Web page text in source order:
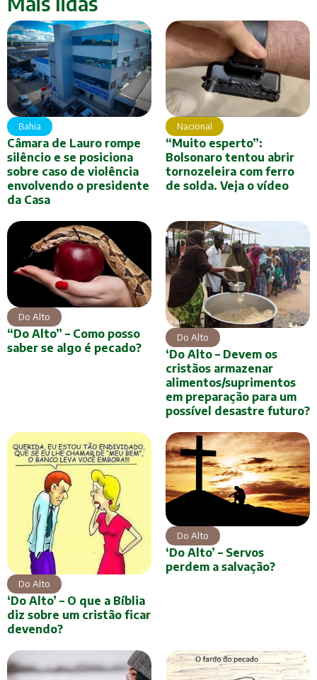
Bahia
Câmara de Lauro rompe
silêncio e se posiciona
sobre caso de violência
envolvendo o presidente
da Casa
Nacional
“Muito esperto”:
Bolsonaro tentou abrir
tornozeleira com ferro
de solda. Veja o vídeo
Do Alto
“Do Alto” – Como posso
saber se algo é pecado?
Do Alto
‘Do Alto – Devem os
cristãos armazenar
alimentos/suprimentos
em preparação para um
possível desastre futuro?
Do Alto
‘Do Alto’ – O que a Bíblia
diz sobre um cristão ficar
devendo?
Do Alto
‘Do Alto’ – Servos
perdem a salvação?